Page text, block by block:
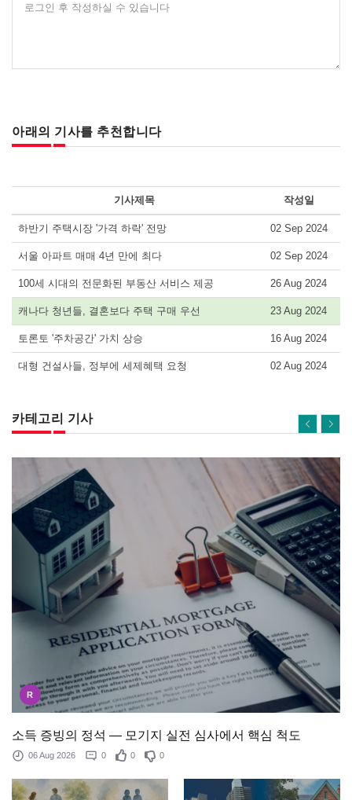
로그인 후 작성하실 수 있습니다
아래의 기사를 추천합니다
기사제목 작성일
하반기 주택시장 '가격 하락' 전망 02 Sep 2024
서울 아파트 매매 4년 만에 최다 02 Sep 2024
100세 시대의 전문화된 부동산 서비스 제공 26 Aug 2024
캐나다 청년들, 결혼보다 주택 구매 우선 23 Aug 2024
토론토 '주차공간' 가치 상승 16 Aug 2024
대형 건설사들, 정부에 세제혜택 요청 02 Aug 2024
카테고리 기사
R
소득 증빙의 정석 — 모기지 실전 심사에서 핵심 척도
06 Aug 2026 0 0 0